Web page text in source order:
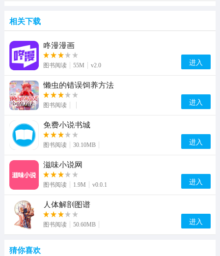
相关下载
咚漫漫画
图书阅读 55M v2.0 进入
懒虫的错误饲养方法
图书阅读 进入
免费小说书城
图书阅读 30.10MB 进入
滋味小说网
图书阅读 1.9M v0.0.1 进入
人体解剖图谱
图书阅读 50.60MB 进入
猜你喜欢